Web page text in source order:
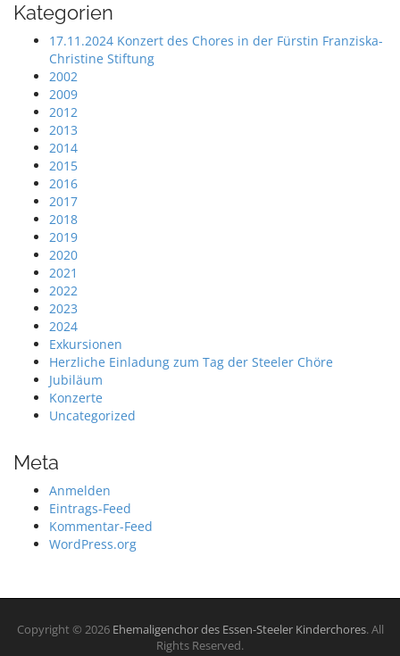
Kategorien
17.11.2024 Konzert des Chores in der Fürstin Franziska-
Christine Stiftung
2002
2009
2012
2013
2014
2015
2016
2017
2018
2019
2020
2021
2022
2023
2024
Exkursionen
Herzliche Einladung zum Tag der Steeler Chöre
Jubiläum
Konzerte
Uncategorized
Meta
Anmelden
Eintrags-Feed
Kommentar-Feed
WordPress.org
Copyright © 2026 Ehemaligenchor des Essen-Steeler Kinderchores. All
Rights Reserved.